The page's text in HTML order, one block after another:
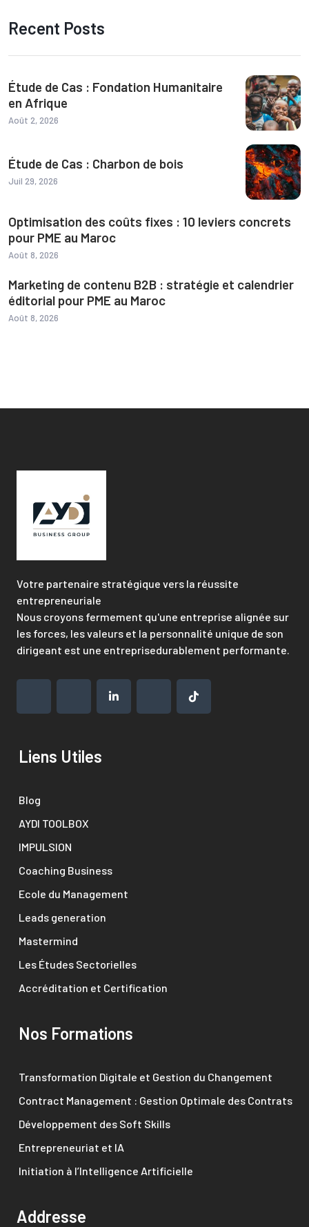
Recent Posts
Étude de Cas : Fondation Humanitaire
en Afrique
Août 2, 2026
Étude de Cas : Charbon de bois
Juil 29, 2026
Optimisation des coûts fixes : 10 leviers concrets
pour PME au Maroc
Août 8, 2026
Marketing de contenu B2B : stratégie et calendrier
éditorial pour PME au Maroc
Août 8, 2026
Votre partenaire stratégique vers la réussite
entrepreneuriale
Nous croyons fermement qu'une entreprise alignée sur
les forces, les valeurs et la personnalité unique de son
dirigeant est une entreprisedurablement performante.
Liens Utiles
Blog
AYDI TOOLBOX
IMPULSION
Coaching Business
Ecole du Management
Leads generation
Mastermind
Les Études Sectorielles
Accréditation et Certification
Nos Formations
Transformation Digitale et Gestion du Changement
Contract Management : Gestion Optimale des Contrats
Développement des Soft Skills
Entrepreneuriat et IA
Initiation à l’Intelligence Artificielle
Addresse